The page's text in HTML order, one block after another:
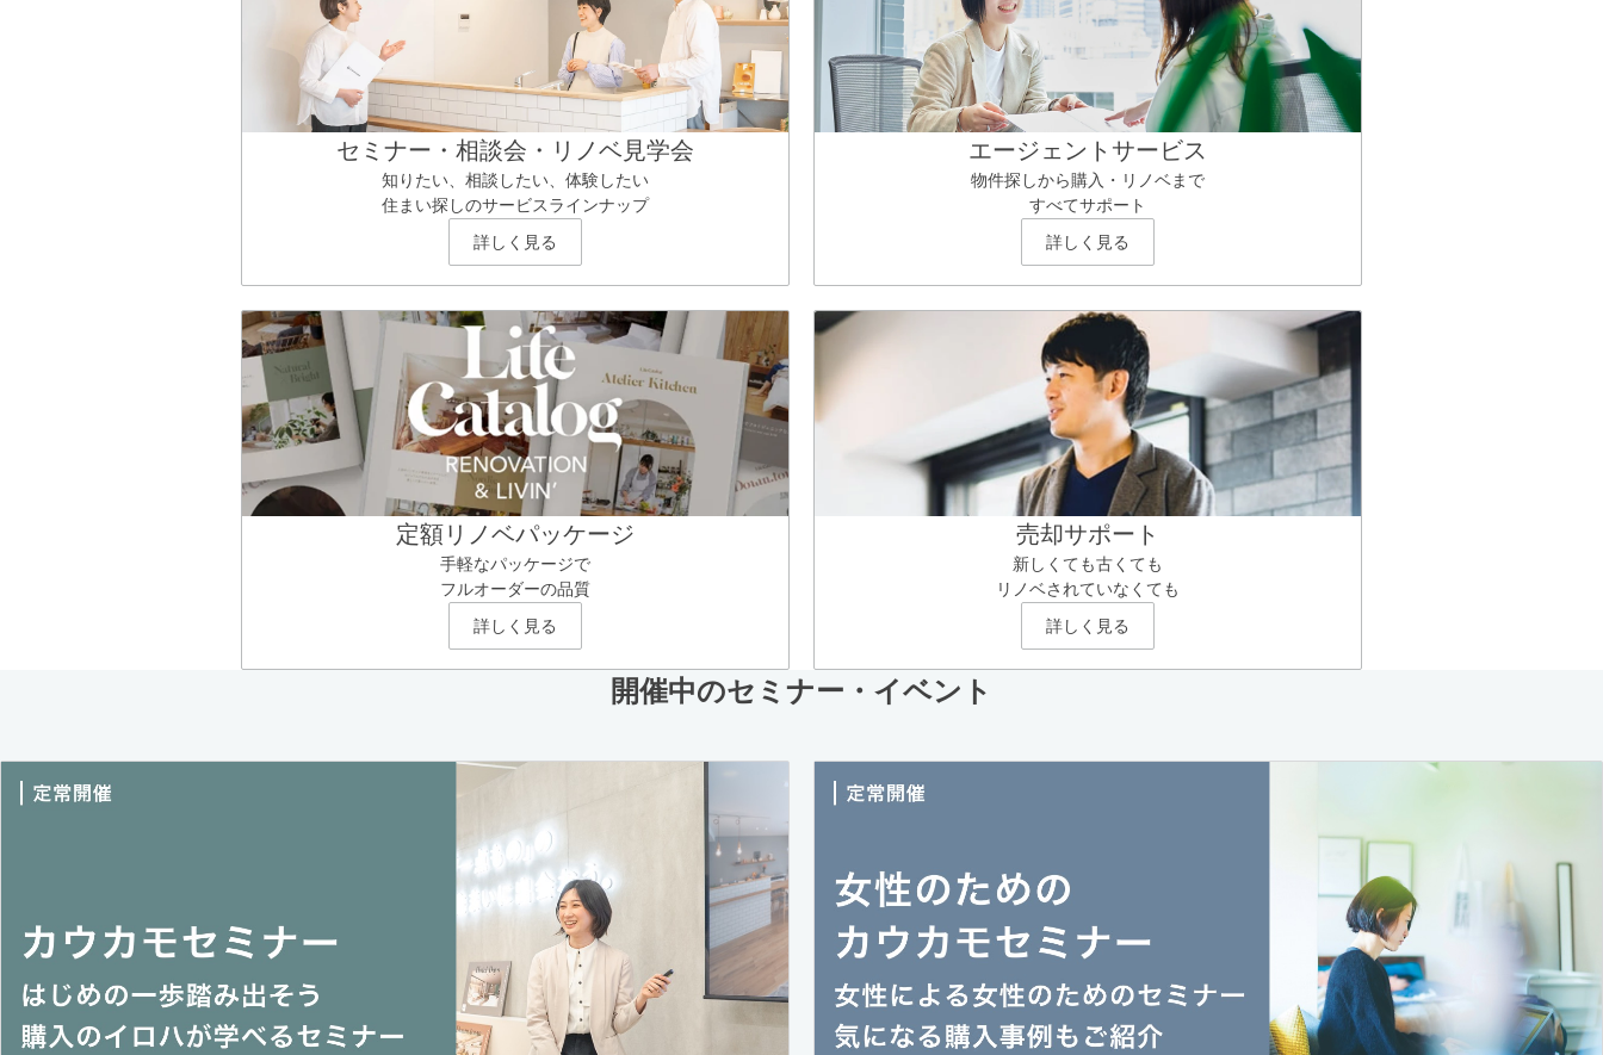
セミナー・相談会・リノベ見学会
知りたい、相談したい、体験したい
住まい探しのサービスラインナップ
詳しく見る
エージェントサービス
物件探しから購入・リノベまで
すべてサポート
詳しく見る
定額リノベパッケージ
手軽なパッケージで
フルオーダーの品質
詳しく見る
売却サポート
新しくても古くても
リノベされていなくても
詳しく見る
開催中のセミナー・イベント